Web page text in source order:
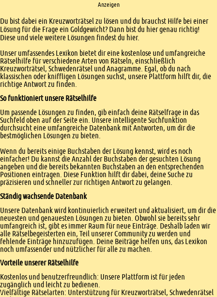
Anzeigen
Einleitung
Du bist dabei ein Kreuzworträtsel zu lösen und du brauchst Hilfe bei einer
Lösung für die Frage ein Goldgewicht? Dann bist du hier genau richtig!
Diese und viele weitere Lösungen findest du hier.
Unser umfassendes Lexikon bietet dir eine kostenlose und umfangreiche
Rätselhilfe für verschiedene Arten von Rätseln, einschließlich
Kreuzworträtsel, Schwedenrätsel und Anagramme. Egal, ob du nach
klassischen oder kniffligen Lösungen suchst, unsere Plattform hilft dir, die
richtige Antwort zu finden.
So funktioniert unsere Rätselhilfe
Um passende Lösungen zu finden, gib einfach deine Rätselfrage in das
Suchfeld oben auf der Seite ein. Unsere intelligente Suchfunktion
durchsucht eine umfangreiche Datenbank mit Antworten, um dir die
bestmöglichen Lösungen zu bieten.
Wenn du bereits einige Buchstaben der Lösung kennst, wird es noch
einfacher! Du kannst die Anzahl der Buchstaben der gesuchten Lösung
angeben und die bereits bekannten Buchstaben an den entsprechenden
Positionen eintragen. Diese Funktion hilft dir dabei, deine Suche zu
präzisieren und schneller zur richtigen Antwort zu gelangen.
Ständig wachsende Datenbank
Unsere Datenbank wird kontinuierlich erweitert und aktualisiert, um dir die
neuesten und genauesten Lösungen zu bieten. Obwohl sie bereits sehr
umfangreich ist, gibt es immer Raum für neue Einträge. Deshalb laden wir
alle Rätselbegeisterten ein, Teil unserer Community zu werden und
fehlende Einträge hinzuzufügen. Deine Beiträge helfen uns, das Lexikon
noch umfassender und nützlicher für alle zu machen.
Vorteile unserer Rätselhilfe
Kostenlos und benutzerfreundlich: Unsere Plattform ist für jeden
zugänglich und leicht zu bedienen.
Vielfältige Rätselarten: Unterstützung für Kreuzworträtsel, Schwedenrätsel